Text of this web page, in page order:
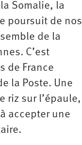
Somalie, la
poursuit de nos
de la
C’est
de France
la Poste. Une
riz sur l’épaule,
accepter une